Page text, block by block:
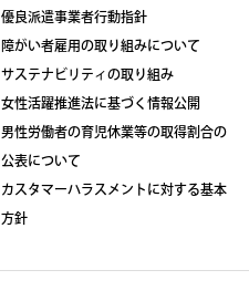
優良派遣事業者行動指針
障がい者雇用の取り組みについて
サステナビリティの取り組み
女性活躍推進法に基づく情報公開
男性労働者の育児休業等の取得割合の
公表について
カスタマーハラスメントに対する基本
方針